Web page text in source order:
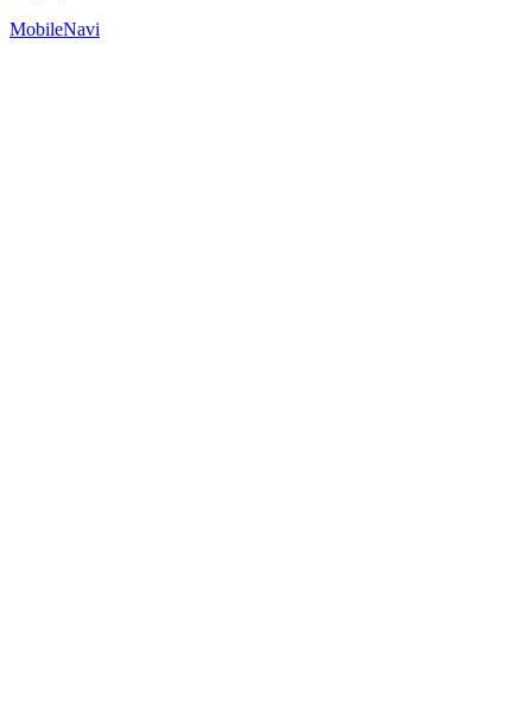
MobileNavi